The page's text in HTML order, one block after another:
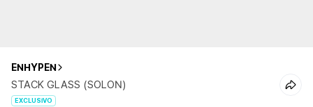
ENHYPEN
STACK GLASS (SOLON)
EXCLUSIVO